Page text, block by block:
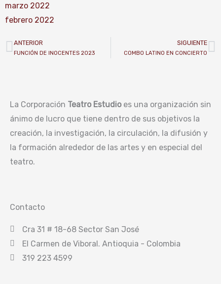
marzo 2022
febrero 2022
Prev
ANTERIOR
FUNCIÓN DE INOCENTES 2023
SIGUIENTE
COMBO LATINO EN CONCIERTO
La Corporación Teatro Estudio es una organización sin
ánimo de lucro que tiene dentro de sus objetivos la
creación, la investigación, la circulación, la difusión y
la formación alrededor de las artes y en especial del
teatro.
Contacto
Cra 31 # 18-68 Sector San José
El Carmen de Viboral. Antioquia - Colombia
319 223 4599